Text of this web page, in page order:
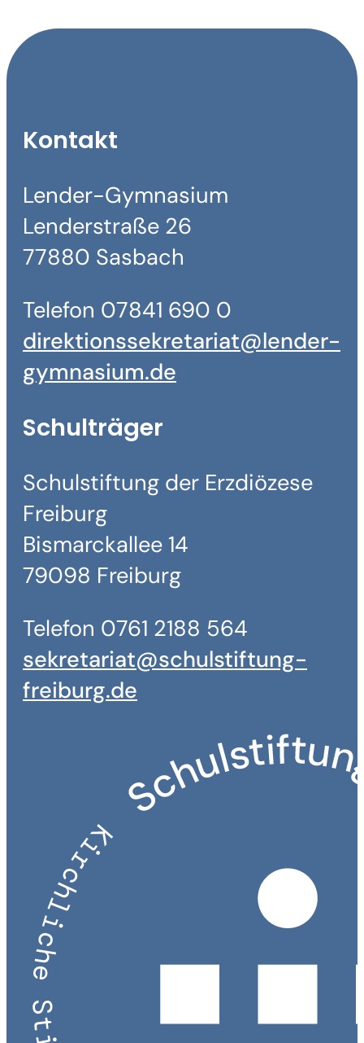
Kontakt
Lender-Gymnasium
Lenderstraße 26
77880 Sasbach
Telefon 07841 690 0
direktionssekretariat@lender-
gymnasium.de
Schulträger
Schulstiftung der Erzdiözese
Freiburg
Bismarckallee 14
79098 Freiburg
Telefon 0761 2188 564
sekretariat@schulstiftung-
freiburg.de